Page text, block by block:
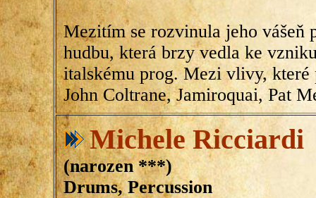
Mezitím se rozvinula jeho vášeň
hudbu, která brzy vedla ke
italskému prog. Mezi vlivy, které
John Coltrane, Jamiroquai, Pat
Michele Ricciardi
(narozen ***)
Drums, Percussion